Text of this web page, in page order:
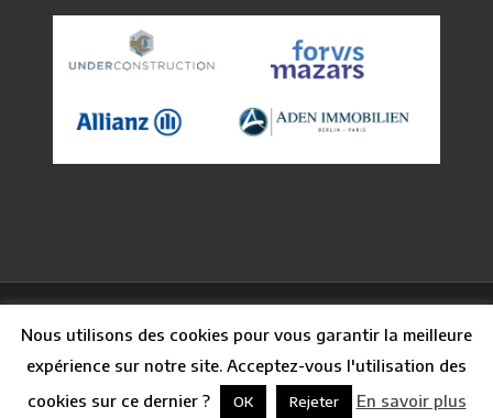
Claire Paq| Webdesign : Guillaume Besson
facebooklinkedinyoutube
instagramphoneemail
Nous utilisons des cookies pour vous garantir la meilleure
expérience sur notre site. Acceptez-vous l'utilisation des
cookies sur ce dernier ?
OK Rejeter En savoir plus